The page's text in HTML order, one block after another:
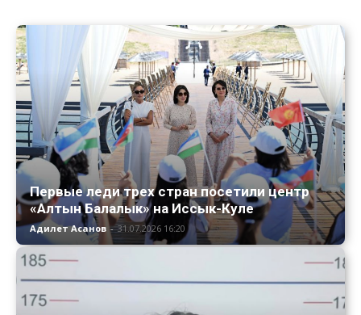
Первые леди трех стран посетили центр
«Алтын Балалык» на Иссык-Куле
Адилет Асанов - 31.07.2026 16:20